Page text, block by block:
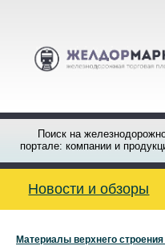
Поиск на
портале: компании и
Новости и обзоры
Материалы верхнего строения